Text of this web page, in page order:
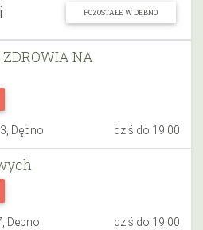
POZOSTAŁE W DĘBNO
NA
Dębno dziś do 19:00
Dębno dziś do 19:00